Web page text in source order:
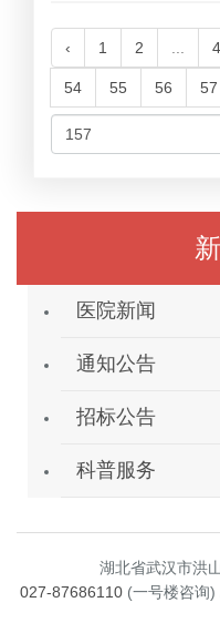
‹ 1 2
54 55 56 57
医院新闻
通知公告
招标公告
科普服务
湖北省武汉市洪
027-87686110(一号楼咨询)